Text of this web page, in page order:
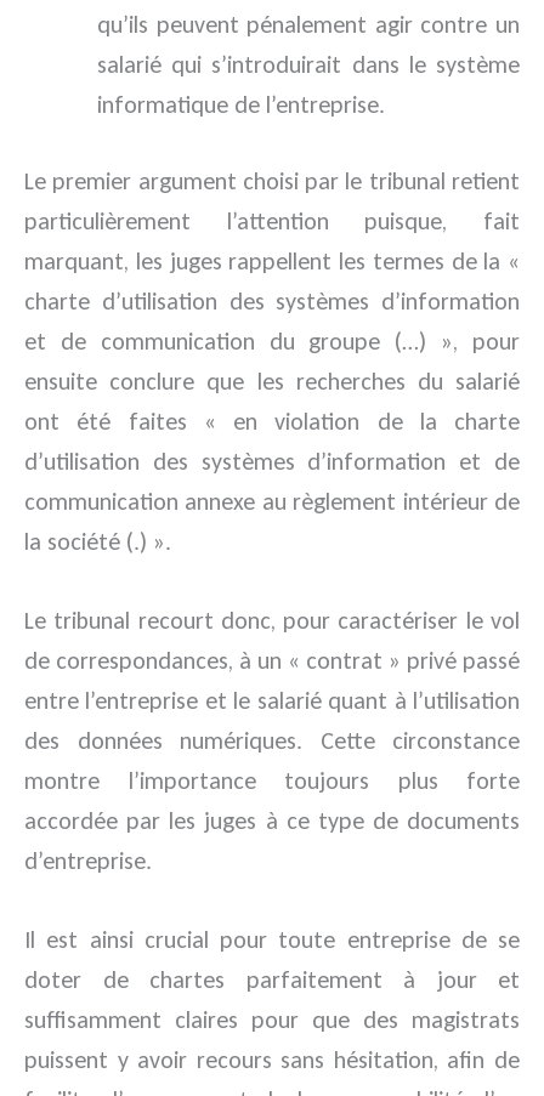
qu’ils peuvent pénalement agir contre un
salarié qui s’introduirait dans le système
informatique de l’entreprise.
Le premier argument choisi par le tribunal retient
particulièrement l’attention puisque, fait
marquant, les juges rappellent les termes de la «
charte d’utilisation des systèmes d’information
et de communication du groupe (…) », pour
ensuite conclure que les recherches du salarié
ont été faites « en violation de la charte
d’utilisation des systèmes d’information et de
communication annexe au règlement intérieur de
la société (.) ».
Le tribunal recourt donc, pour caractériser le vol
de correspondances, à un « contrat » privé passé
entre l’entreprise et le salarié quant à l’utilisation
des données numériques. Cette circonstance
montre l’importance toujours plus forte
accordée par les juges à ce type de documents
d’entreprise.
Il est ainsi crucial pour toute entreprise de se
doter de chartes parfaitement à jour et
suffisamment claires pour que des magistrats
puissent y avoir recours sans hésitation, afin de